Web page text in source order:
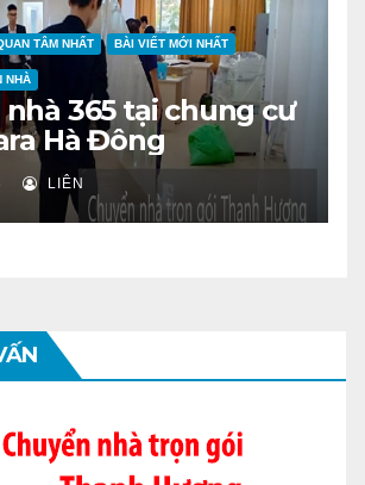
TÂM NHẤT BÀI VIẾT MỚI NHẤT
NHÀ
nhà 365 tại chung cư
Hà Đông
LIÊN